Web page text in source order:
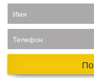
Имя
Телефон